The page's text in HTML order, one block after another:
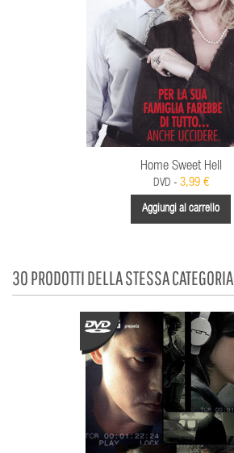
Home Sweet Hell
DVD - 3,99 €
Aggiungi al carrello
30 PRODOTTI DELLA STESSA CATEGORIA